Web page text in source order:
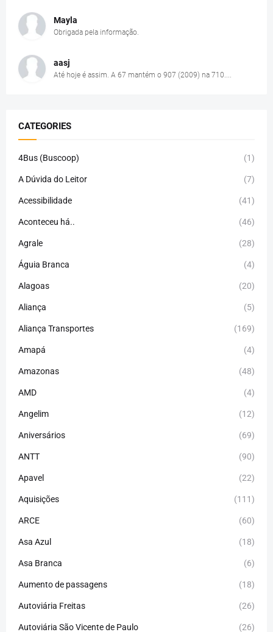
Mayla
Obrigada pela informação.
aasj
Até hoje é assim. A 67 mantém o 907 (2009) na 710....
CATEGORIES
4Bus (Buscoop) (1)
A Dúvida do Leitor (7)
Acessibilidade (41)
Aconteceu há.. (46)
Agrale (28)
Águia Branca (4)
Alagoas (20)
Aliança (5)
Aliança Transportes (169)
Amapá (4)
Amazonas (48)
AMD (4)
Angelim (12)
Aniversários (69)
ANTT (90)
Apavel (22)
Aquisições (111)
ARCE (60)
Asa Azul (18)
Asa Branca (6)
Aumento de passagens (18)
Autoviária Freitas (26)
Autoviária São Vicente de Paulo (26)